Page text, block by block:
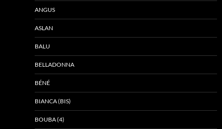
ANGUS
ASLAN
BALU
BELLADONNA
BÉNÉ
BIANCA (BIS)
BOUBA (4)